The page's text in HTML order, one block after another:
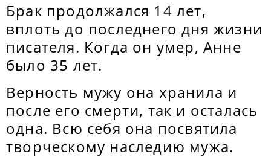
Брак продолжался 14 лет,
вплоть до последнего дня жизни
писателя. Когда он умер, Анне
было 35 лет.
Верность мужу она хранила и
после его смерти, так и осталась
одна. Всю себя она посвятила
творческому наследию мужа.